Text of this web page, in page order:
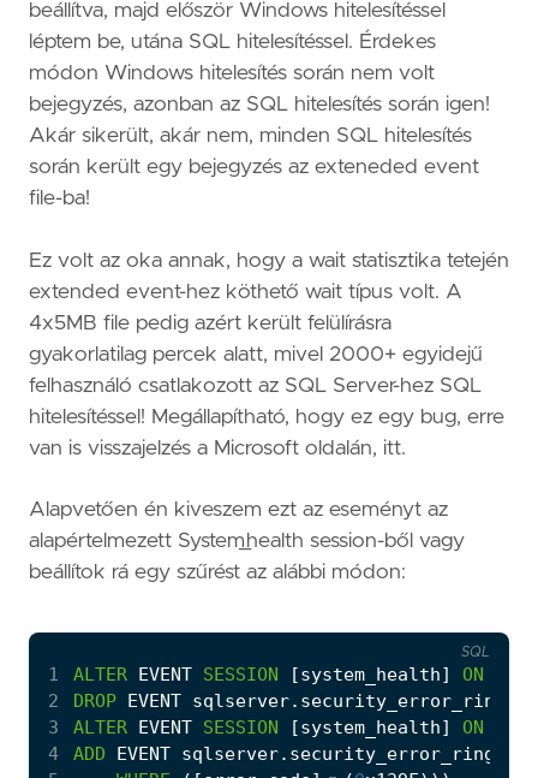
beállítva, majd először Windows hitelesítéssel
léptem be, utána SQL hitelesítéssel. Érdekes
módon Windows hitelesítés során nem volt
bejegyzés, azonban az SQL hitelesítés során igen!
Akár sikerült, akár nem, minden SQL hitelesítés
során került egy bejegyzés az exteneded event
file-ba!
Ez volt az oka annak, hogy a wait statisztika tetején
extended event-hez köthető wait típus volt. A
4x5MB file pedig azért került felülírásra
gyakorlatilag percek alatt, mivel 2000+ egyidejű
felhasználó csatlakozott az SQL Server-hez SQL
hitelesítéssel! Megállapítható, hogy ez egy bug, erre
van is visszajelzés a Microsoft oldalán, itt.
Alapvetően én kiveszem ezt az eseményt az
alapértelmezett System_health session-ből vagy
beállítok rá egy szűrést az alábbi módon:
1 ALTER EVENT SESSION [system_health] ON
2
DROP EVENT sqlserver.
3
ALTER EVENT SESSION [system_health] ON
4
ADD EVENT sqlserver.
SQL